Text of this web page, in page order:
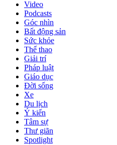
Video
Podcasts
Góc nhìn
Bất động sản
Sức khỏe
Thể thao
Giải trí
Pháp luật
Giáo dục
Đời sống
Xe
Du lịch
Ý kiến
Tâm sự
Thư giãn
Spotlight